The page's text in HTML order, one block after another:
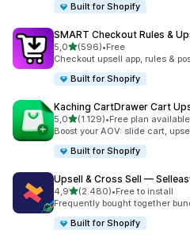
Built for Shopify
SMART Checkout Rules &
5,0de 5 estrelas
(596)
596 total de avaliações
•Free
Checkout upsell app, rules &
Built for Shopify
Kaching CartDrawer Cart
5,0de 5 estrelas
(1.129)
1129 total de avaliações
•Free plan available
Boost your AOV: slide cart,
Built for Shopify
Upsell & Cross Sell —
4,9de 5 estrelas
(2.480)
2480 total de avaliações
•Free to install
Frequently bought together
Built for Shopify